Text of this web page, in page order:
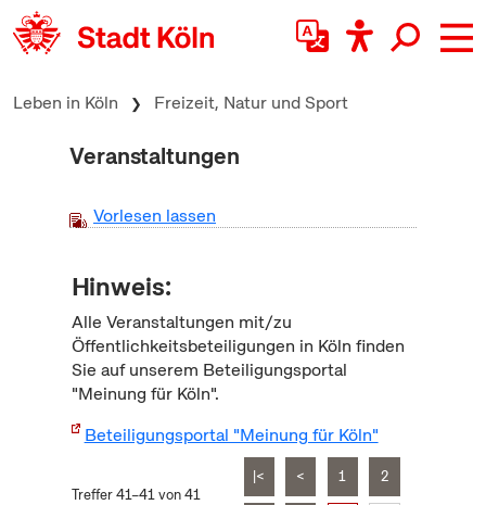
zum Inhalt springen
Leben in Köln Freizeit, Natur und Sport
Veranstaltungen
Vorlesen lassen
Hinweis:
Alle Veranstaltungen mit/zu
Öffentlichkeitsbeteiligungen in Köln finden
Sie auf unserem Beteiligungsportal
"Meinung für Köln".
Beteiligungsportal "Meinung für Köln"
Treffer 41–41 von 41
|< < 1 2